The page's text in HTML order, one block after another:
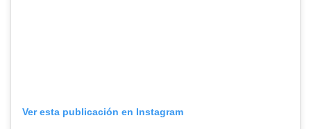
Ver esta publicación en Instagram